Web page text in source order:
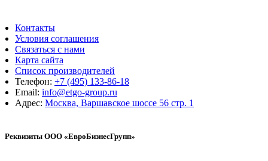
Контакты
Условия соглашения
Связаться с нами
Карта сайта
Список производителей
Телефон: +7 (495) 133-86-18
Email: info@etgo-group.ru
Адрес: Москва, Варшавское шоссе 56 стр. 1
Реквизиты ООО «ЕвроБизнесГрупп»